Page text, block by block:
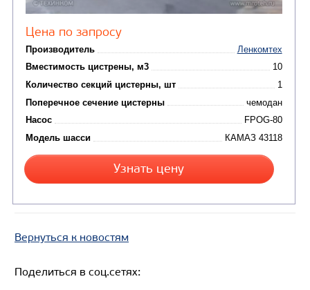
КРАН-МАНИПУЛЯТОР DONG YANG SS1414 НА
КАМАЗ-65207
Вернуться к новостям
Поделиться в соц.сетях: